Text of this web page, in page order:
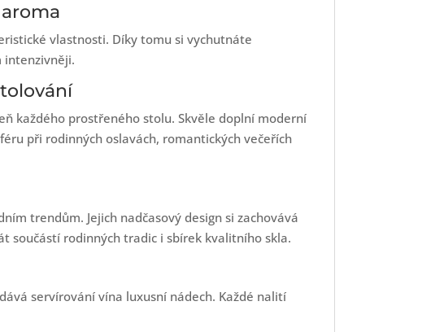
vlastnosti. Díky tomu si vychutnáte
intenzivněji.
každého prostřeného stolu. Skvěle doplní moderní
při rodinných oslavách, romantických večeřích
trendům. Jejich nadčasový design si zachovává
součástí rodinných tradic i sbírek kvalitního skla.
servírování vína luxusní nádech. Každé nalití